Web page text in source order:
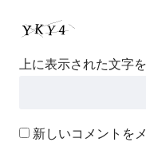
上に表示された文字
新しいコメントを